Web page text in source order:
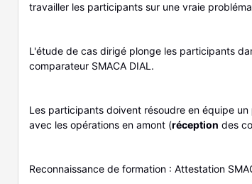
travailler les participants sur une vraie
L'étude de cas dirigé plonge les participants
comparateur SMACA DIAL.
Les participants doivent résoudre en équipe un
avec les opérations en amont (réception des
Reconnaissance de formation : Attestation